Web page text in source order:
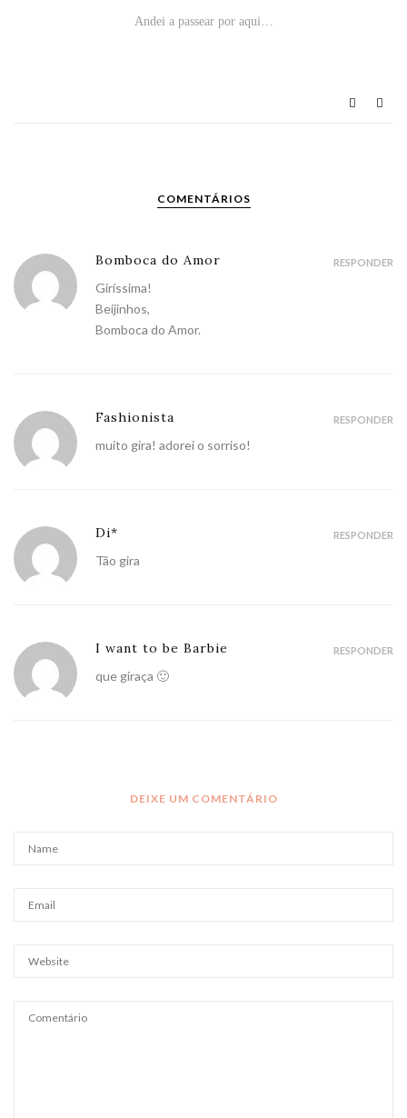
Andei a passear por aqui…
COMENTÁRIOS
Bomboca do Amor
Giríssima!
Beijinhos,
Bomboca do Amor.
RESPONDER
Fashionista
muito gira! adorei o sorriso!
RESPONDER
Di*
Tão gira
RESPONDER
I want to be Barbie
que giraça 🙂
RESPONDER
DEIXE UM COMENTÁRIO